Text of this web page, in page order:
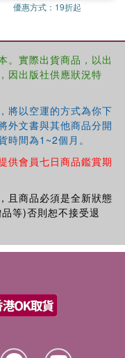
優惠方式： 19折起
。實際出貨商品，以出
因出版社供應狀況特
將以空運的方式為你下
外文書與其他商品分開
時間為1~2個月。
供會員七日商品鑑賞期
且商品必須是全新狀態
等)否則恕不接受退